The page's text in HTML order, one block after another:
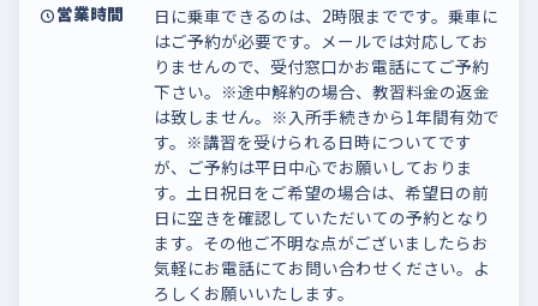
営業時間
日に乗車できるのは、2時限までです。乗車に
はご予約が必要です。メールでは対応してお
りませんので、受付窓口かお電話にてご予約
下さい。※途中解約の場合、教習料金の返金
は致しません。※入所手続きから1年間有効で
す。※講習を受けられる日時についてです
が、ご予約は平日中心でお願いしておりま
す。土日祝日をご希望の場合は、希望日の前
日に空きを確認していただいての予約となり
ます。その他ご不明な点がございましたらお
気軽にお電話にてお問い合わせください。よ
ろしくお願いいたします。